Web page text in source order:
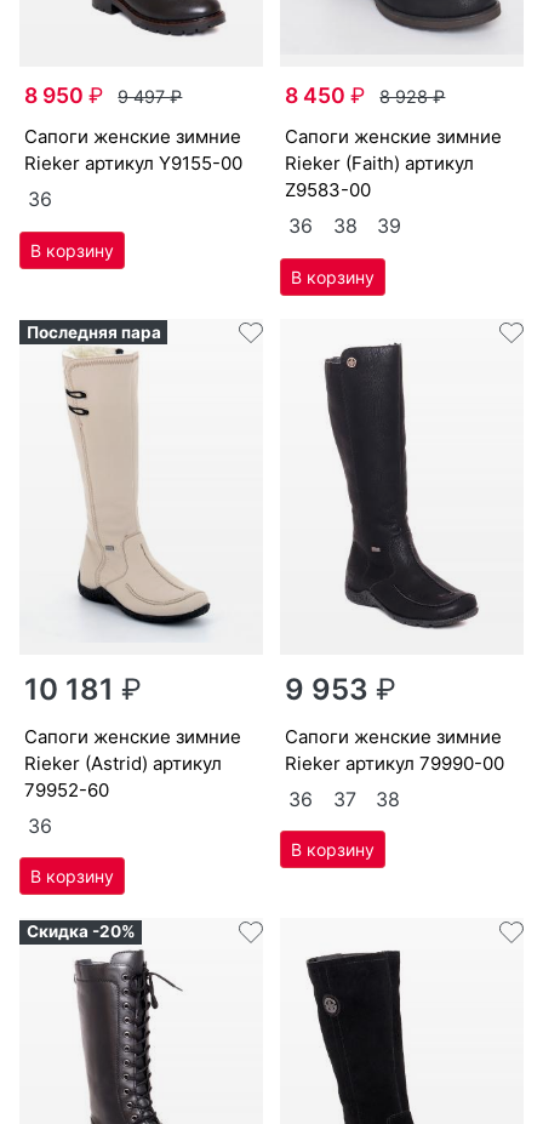
8 950₽ 9 497₽
са­поги женс­кие зим­ние
Ri­eker артикулY9155-00
36
8 450₽ 8 928₽
са­поги женс­кие зим­ние
Ri­eker (Fa­ith) артикул
Z9583-00
36 38 39
Последняя пара
10 181₽
са­поги женс­кие зим­ние
Ri­eker (Ast­rid) артикул
79952-60
36
9 953₽
са­поги женс­кие зим­ние
Ri­eker артикул79990-00
36 37 38
Скидка -20%